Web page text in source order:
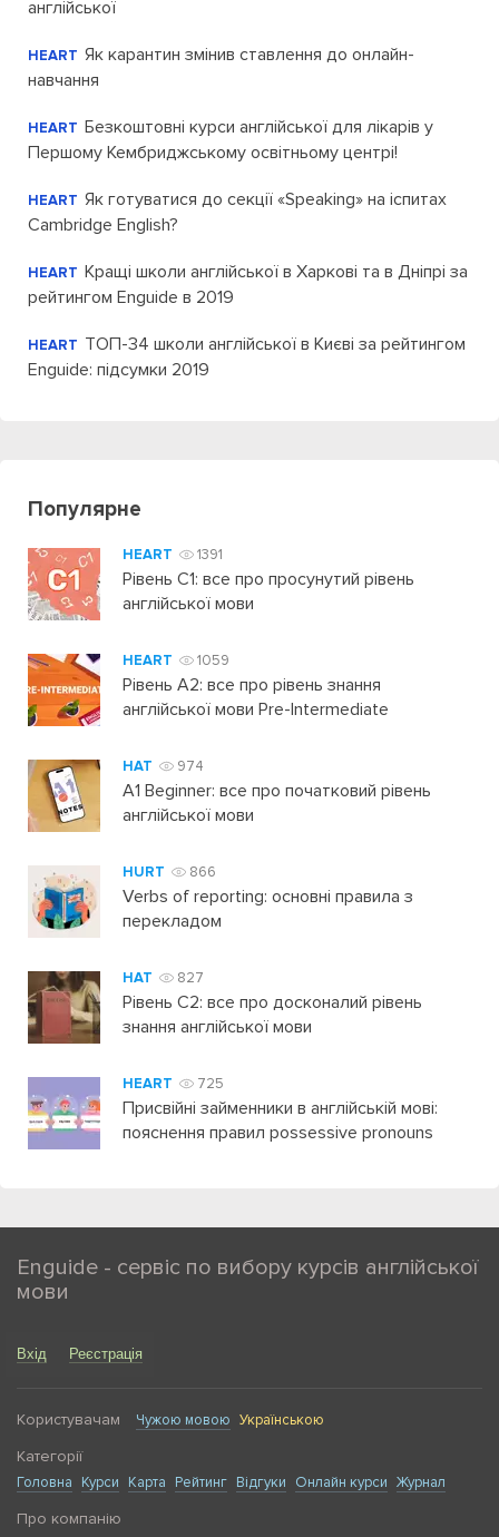
англійської
HEART Як карантин змінив ставлення до онлайн-
навчання
HEART Безкоштовні курси англійської для лікарів у
Першому Кембриджському освітньому центрі!
HEART Як готуватися до секції «Speaking» на іспитах
Cambridge English?
HEART Кращі школи англійської в Харкові та в Дніпрі за
рейтингом Enguide в 2019
HEART ТОП-34 школи англійської в Києві за рейтингом
Enguide: підсумки 2019
Популярне
HEART 1391
Рівень C1: все про просунутий рівень
англійської мови
HEART 1059
Рівень А2: все про рівень знання
англійської мови Pre-Intermediate
HAT 974
A1 Beginner: все про початковий рівень
англійської мови
HURT 866
Verbs of reporting: основні правила з
перекладом
HAT 827
Рівень C2: все про досконалий рівень
знання англійської мови
HEART 725
Присвійні займенники в англійській мові:
пояснення правил possessive pronouns
Enguide - сервіс по вибору курсів англійської
мови
Вхід Реєстрація
Користувачам Чужою мовою Українською
Категорії
Головна Курси Карта Рейтинг Відгуки Онлайн курси Журнал
Про компанію